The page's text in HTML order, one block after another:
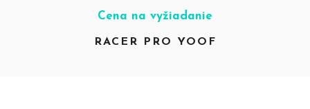
Cena na vyžiadanie
RACER PRO YOOF